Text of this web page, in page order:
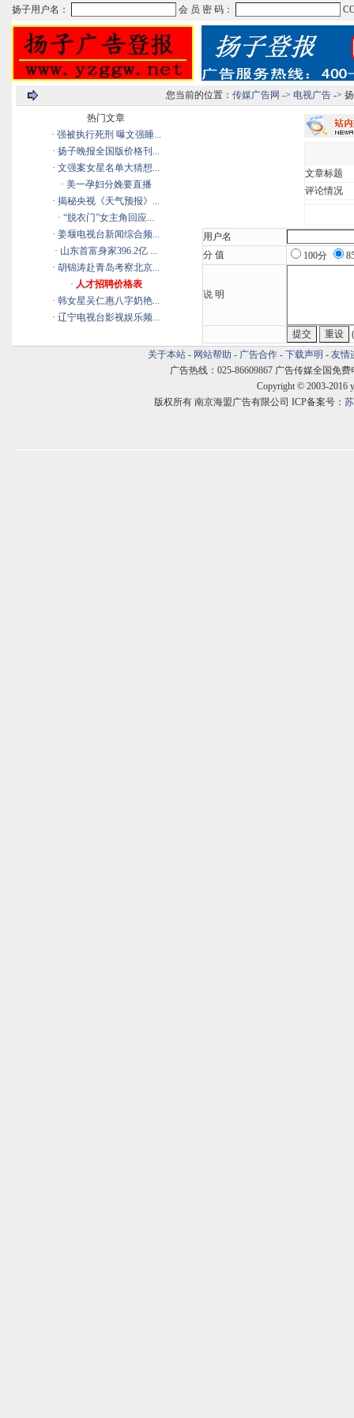
您当前的位置： 传媒广告网 -> 电视广告-> 扬
热门文章
· 强被执行死刑 曝文强睡...
· 扬子晚报全国版价格刊...
· 文强案女星名单大猜想...
· 美一孕妇分娩要直播
· 揭秘央视《天气预报》...
· “脱衣门”女主角回应...
· 姜堰电视台新闻综合频...
· 山东首富身家396.2亿 ...
· 胡锦涛赴青岛考察北京...
· 人才招聘价格表
· 韩女星吴仁惠八字奶艳...
· 辽宁电视台影视娱乐频...
文章标题
评论情况
用户名
分 值
100分
说 明
关于本站 - 网站帮助 - 广告合作 - 下载声明 - 友情
广告热线：025-86609867 广告传媒全国免费
Copyright © 2003-2016
版权所有 南京海盟广告有限公司 ICP备案号：